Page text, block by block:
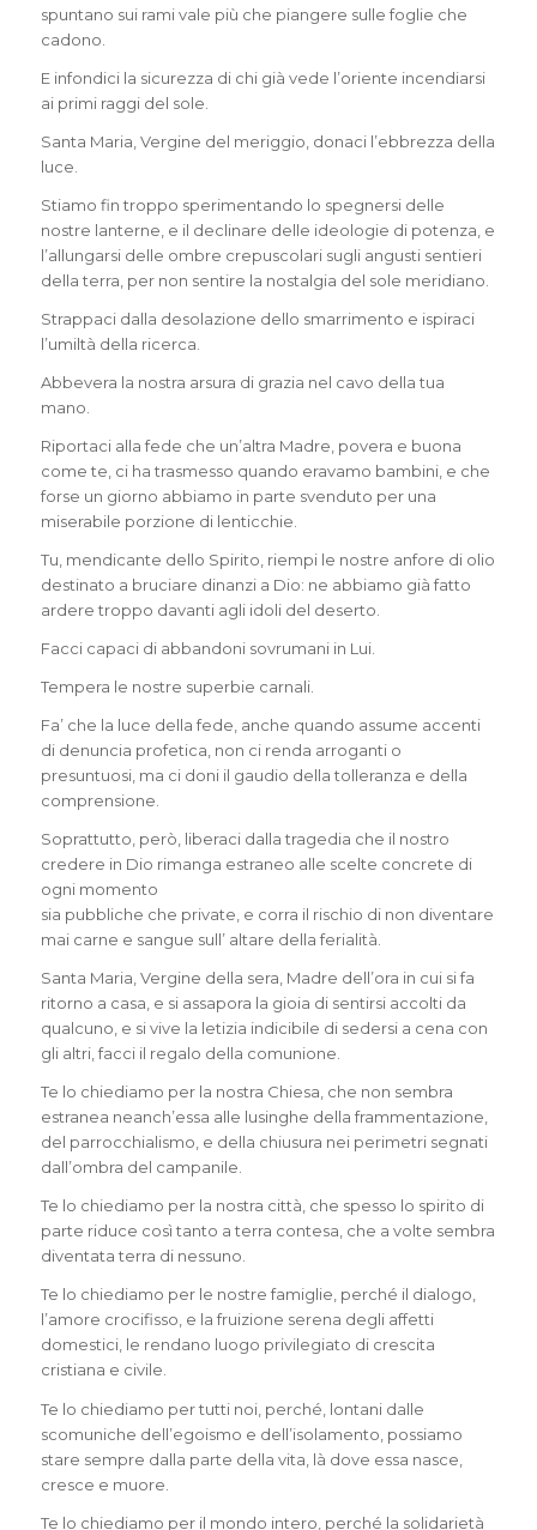
spuntano sui rami vale più che piangere sulle foglie che
cadono.
E infondici la sicurezza di chi già vede l’oriente incendiarsi
ai primi raggi del sole.
Santa Maria, Vergine del meriggio, donaci l’ebbrezza della
luce.
Stiamo fin troppo sperimentando lo spegnersi delle
nostre lanterne, e il declinare delle ideologie di potenza, e
l’allungarsi delle ombre crepuscolari sugli angusti sentieri
della terra, per non sentire la nostalgia del sole meridiano.
Strappaci dalla desolazione dello smarrimento e ispiraci
l’umiltà della ricerca.
Abbevera la nostra arsura di grazia nel cavo della tua
mano.
Riportaci alla fede che un’altra Madre, povera e buona
come te, ci ha trasmesso quando eravamo bambini, e che
forse un giorno abbiamo in parte svenduto per una
miserabile porzione di lenticchie.
Tu, mendicante dello Spirito, riempi le nostre anfore di olio
destinato a bruciare dinanzi a Dio: ne abbiamo già fatto
ardere troppo davanti agli idoli del deserto.
Facci capaci di abbandoni sovrumani in Lui.
Tempera le nostre superbie carnali.
Fa’ che la luce della fede, anche quando assume accenti
di denuncia profetica, non ci renda arroganti o
presuntuosi, ma ci doni il gaudio della tolleranza e della
comprensione.
Soprattutto, però, liberaci dalla tragedia che il nostro
credere in Dio rimanga estraneo alle scelte concrete di
ogni momento
sia pubbliche che private, e corra il rischio di non diventare
mai carne e sangue sull’ altare della ferialità.
Santa Maria, Vergine della sera, Madre dell’ora in cui si fa
ritorno a casa, e si assapora la gioia di sentirsi accolti da
qualcuno, e si vive la letizia indicibile di sedersi a cena con
gli altri, facci il regalo della comunione.
Te lo chiediamo per la nostra Chiesa, che non sembra
estranea neanch’essa alle lusinghe della frammentazione,
del parrocchialismo, e della chiusura nei perimetri segnati
dall’ombra del campanile.
Te lo chiediamo per la nostra città, che spesso lo spirito di
parte riduce così tanto a terra contesa, che a volte sembra
diventata terra di nessuno.
Te lo chiediamo per le nostre famiglie, perché il dialogo,
l’amore crocifisso, e la fruizione serena degli affetti
domestici, le rendano luogo privilegiato di crescita
cristiana e civile.
Te lo chiediamo per tutti noi, perché, lontani dalle
scomuniche dell’egoismo e dell’isolamento, possiamo
stare sempre dalla parte della vita, là dove essa nasce,
cresce e muore.
Te lo chiediamo per il mondo intero, perché la solidarietà